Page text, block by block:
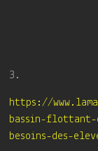
3.
https://
bassin-flottant-
besoins-des-